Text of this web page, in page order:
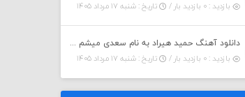
بازدید : ۰ بازدید بار /
تاریخ : شنبه ۱۷ مرداد ۱۴۰۵
دانلود آهنگ حمید هیراد به نام سعدی میشم این باغ و گلستون کنی واسم خیام زمانه ام به تو پرت حواسم
بازدید : ۰ بازدید بار /
تاریخ : شنبه ۱۷ مرداد ۱۴۰۵